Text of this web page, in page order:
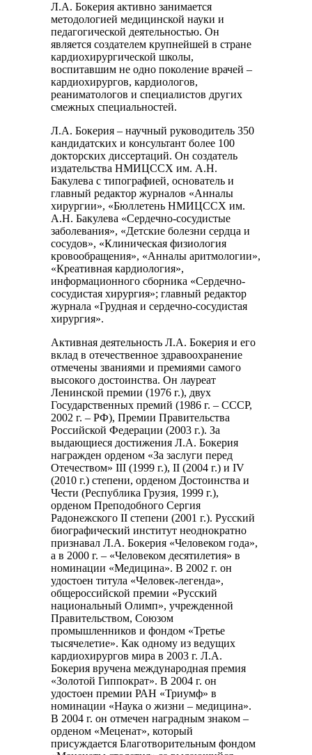
Л.А. Бокерия активно занимается
методологией медицинской науки и
педагогической деятельностью. Он
является создателем крупнейшей в стране
кардиохирургической школы,
воспитавшим не одно поколение врачей –
кардиохирургов, кардиологов,
реаниматологов и специалистов других
смежных специальностей.
Л.А. Бокерия – научный руководитель 350
кандидатских и консультант более 100
докторских диссертаций. Он создатель
издательства НМИЦССХ им. А.Н.
Бакулева с типографией, основатель и
главный редактор журналов «Анналы
хирургии», «Бюллетень НМИЦССХ им.
А.Н. Бакулева «Сердечно-сосудистые
заболевания», «Детские болезни сердца и
сосудов», «Клиническая физиология
кровообращения», «Анналы аритмологии»,
«Креативная кардиология»,
информационного сборника «Сердечно-
сосудистая хирургия»; главный редактор
журнала «Грудная и сердечно-сосудистая
хирургия».
Активная деятельность Л.А. Бокерия и его
вклад в отечественное здравоохранение
отмечены званиями и премиями самого
высокого достоинства. Он лауреат
Ленинской премии (1976 г.), двух
Государственных премий (1986 г. – СССР,
2002 г. – РФ), Премии Правительства
Российской Федерации (2003 г.). За
выдающиеся достижения Л.А. Бокерия
награжден орденом «За заслуги перед
Отечеством» III (1999 г.), II (2004 г.) и IV
(2010 г.) степени, орденом Достоинства и
Чести (Республика Грузия, 1999 г.),
орденом Преподобного Сергия
Радонежского II степени (2001 г.). Русский
биографический институт неоднократно
признавал Л.А. Бокерия «Человеком года»,
а в 2000 г. – «Человеком десятилетия» в
номинации «Медицина». В 2002 г. он
удостоен титула «Человек-легенда»,
общероссийской премии «Русский
национальный Олимп», учрежденной
Правительством, Союзом
промышленников и фондом «Третье
тысячелетие». Как одному из ведущих
кардиохирургов мира в 2003 г. Л.А.
Бокерия вручена международная премия
«Золотой Гиппократ». В 2004 г. он
удостоен премии РАН «Триумф» в
номинации «Наука о жизни – медицина».
В 2004 г. он отмечен наградным знаком –
орденом «Меценат», который
присуждается Благотворительным фондом